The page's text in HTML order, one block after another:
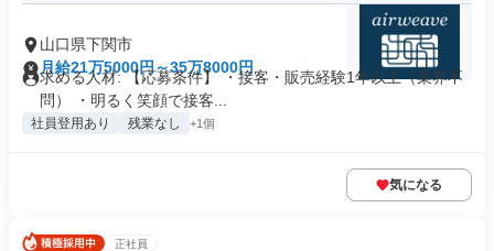
山口県下関市
月給21万5000円～35万8000円
求める人材: 【応募条件】 ・接客・販売経験1年以上（業界不
問） ・明るく笑顔で接客...
社員登用あり 残業なし +1個
気になる
正社員